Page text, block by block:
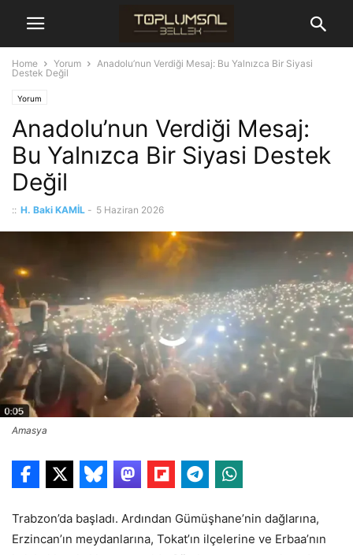
Home Yorum
Anadolu’nun Verdiği Mesaj: Bu Yalnızca Bir Siyasi
Destek Değil
Yorum
Anadolu’nun Verdiği Mesaj:
Bu Yalnızca Bir Siyasi Destek
Değil
:: H. Baki KAMİL - 5 Haziran 2026
Amasya
Trabzon’da başladı. Ardından Gümüşhane’nin dağlarına,
Erzincan’ın meydanlarına, Tokat’ın ilçelerine ve Erbaa’nın